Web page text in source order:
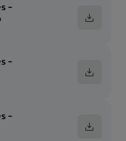
-
-
-